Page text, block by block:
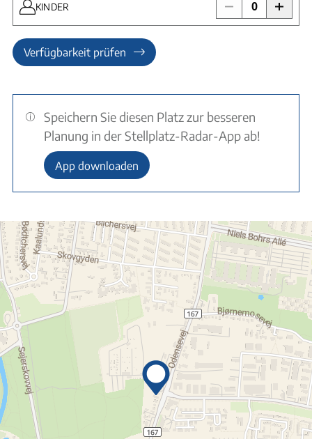
KINDER 0
Verfügbarkeit prüfen
Speichern Sie diesen Platz zur besseren
Planung in der Stellplatz-Radar-App ab!
App downloaden